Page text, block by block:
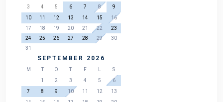
3
4 5 6 7 8
9
10
11 12 13 14 15
16
17
18 19 20 21 22
23
24
25 26 27 28 29
30
31
SEPTEMBER 2026
M T O T F
S
1
2 3 4 5
6
7
8 9 10 11 12
13